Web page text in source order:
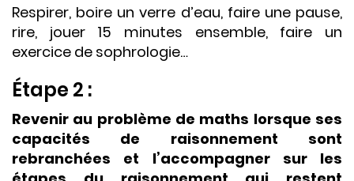
Respirer, boire un verre d’eau, faire une pause,
rire, jouer 15 minutes ensemble, faire un
exercice de sophrologie…
Étape 2 :
Revenir au problème de maths lorsque ses
capacités de raisonnement sont
rebranchées et l’accompagner sur les